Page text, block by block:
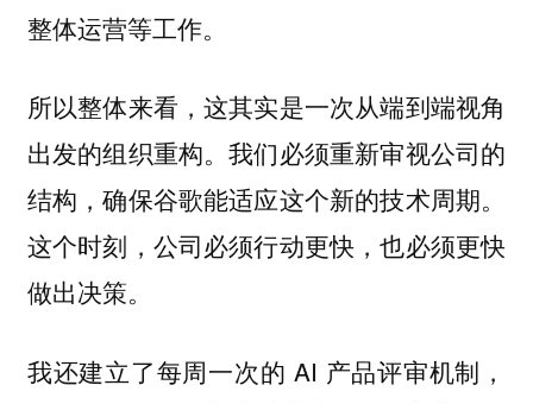
整体运营等工作。
所以整体来看，这其实是一次从端到端视角
出发的组织重构。我们必须重新审视公司的
结构，确保谷歌能适应这个新的技术周期。
这个时刻，公司必须行动更快，也必须更快
做出决策。
我还建立了每周一次的 AI 产品评审机制，